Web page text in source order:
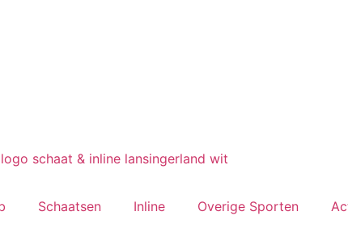
Schaatsen Inline Overige Sporten